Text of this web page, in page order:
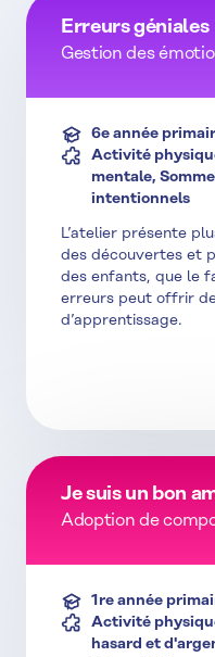
Erreurs géniales
Gestion des
6e année
Activité
mentale,
intentionnels
L’atelier présente
des découvertes et
des enfants, que le
erreurs peut offrir
d’apprentissage.
Je suis un bon
Adoption de
1re année
Activité
hasard et